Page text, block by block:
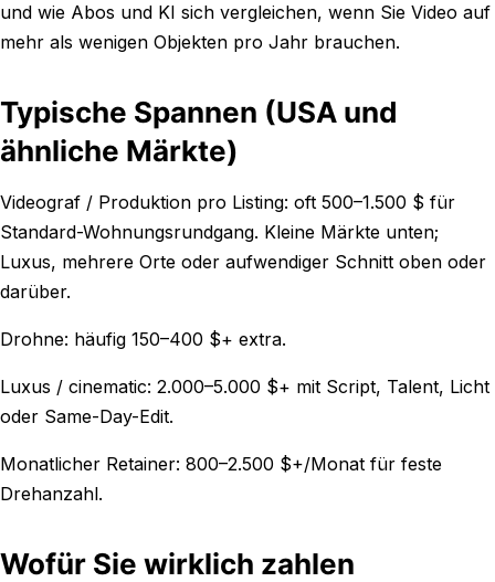
und wie Abos und KI sich vergleichen, wenn Sie Video auf
mehr als wenigen Objekten pro Jahr brauchen.
Typische Spannen (USA und
ähnliche Märkte)
Videograf / Produktion pro Listing: oft 500–1.500 $ für
Standard-Wohnungsrundgang. Kleine Märkte unten;
Luxus, mehrere Orte oder aufwendiger Schnitt oben oder
darüber.
Drohne: häufig 150–400 $+ extra.
Luxus / cinematic: 2.000–5.000 $+ mit Script, Talent, Licht
oder Same-Day-Edit.
Monatlicher Retainer: 800–2.500 $+/Monat für feste
Drehanzahl.
Wofür Sie wirklich zahlen